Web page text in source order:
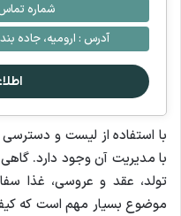
شماره
آدرس : ارومیه، جاده
با استفاده از لیست و
با مدیریت آن وجود دارد.
تولد، عقد و عروسی، غذا
موضوع بسیار مهم است که